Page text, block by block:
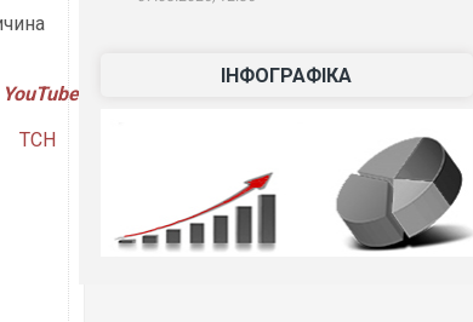
YouTube
ТСН
ІНФОГРАФІКА